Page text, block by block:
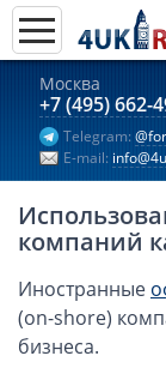
Москва
+7 (495) 662-
Telegram:
E-mail:
Актуальные
Компании в
Английские
Киргизия
Компании в
Kомпания в
Казахстан
компаний
Иностранные
(on-shore)
бизнеса.